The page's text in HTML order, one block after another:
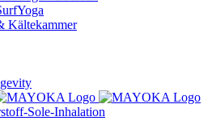
Kältekammer
Sole-Inhalation